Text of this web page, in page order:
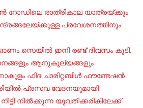
റോഡിലെ രാത്രികാല യാത്രയ്ക്കും
പ്രവേശനത്തിനും
സെയില്‍ ഇനി രണ്ട് ദിവസം കൂടി,
ആനുകൂല്യങ്ങളും
ഫിദ ചാരിറ്റബിൾ ഫൗണ്ടേഷൻ
പ്രസവ വേദനയുമായി
നിൽക്കുന്ന യുവതിക്കരികിലേക്ക്